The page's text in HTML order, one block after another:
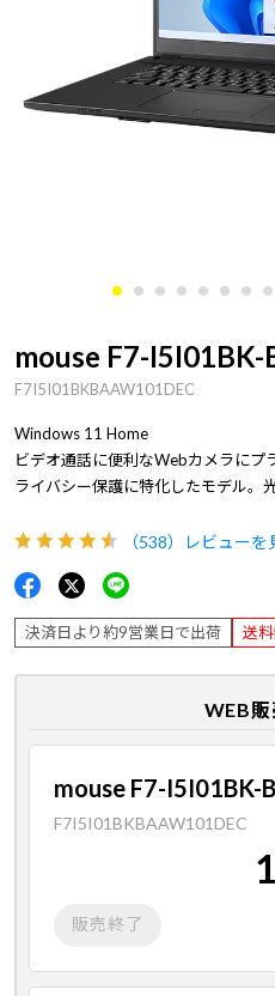
mouse F7-I5I01BK-
F7I5I01BKBAAW101DEC
Windows 11 Home
ビデオ通話に便利なWebカメラにプ
ライバシー保護に特化したモデル。
（538） レビューを
決済日より約9営業日で出荷 送
WEB販
mouse F7-I5I01BK-B
F7I5I01BKBAAW101DEC
販売終了